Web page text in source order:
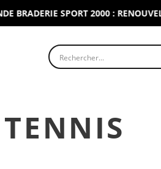
SPORT 2000 :
Rechercher un produit